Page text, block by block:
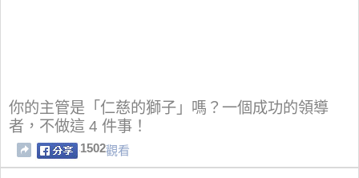
你的主管是「仁慈的獅子」嗎？一個成功的領導
者，不做這 4 件事！
1502觀看